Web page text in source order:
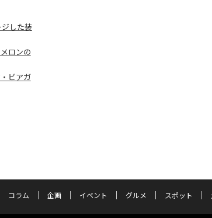
した装
ロンの
ビアガ
コラム 企画 イベント グルメ スポット